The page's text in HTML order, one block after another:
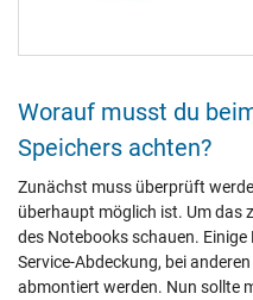
Worauf musst du
Speichers achten?
Zunächst muss überprüft
überhaupt möglich ist. Um das
des Notebooks schauen.
Service-Abdeckung, bei
abmontiert werden. Nun sollte